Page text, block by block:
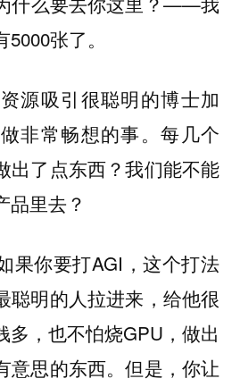
张了。
源吸引很聪明的博士加
非常畅想的事。每几个
出了点东西？我们能不能
品里去？
果你要打AGI，这个打法
聪明的人拉进来，给他很
多，也不怕烧GPU，做出
意思的东西。但是，你让